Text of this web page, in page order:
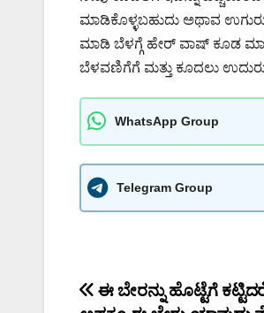
ಮಾಡಿಕೊಳ್ಳಬಹುದು ಅಥಾವ
ಮಾಡಿ ಬೆಳಗ್ಗೆ ಹೇರ್ ವಾಷ್ ಕೂಡ
ಬೆಳವಣಿಗೆಗೆ ಮತ್ತು ಕೂದಲು
WhatsApp Group
Telegram Group
Post
ಈ ಬೇರನ್ನು ಹೊಟ್ಟೆಗೆ